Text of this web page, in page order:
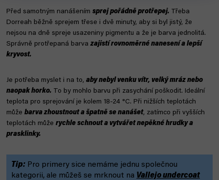
Před samotným nanášením sprej pořádně protřepej. Třeba
Dorreah běžně sprejem třese i dvě minuty, aby si byl jistý, že
nejsou na dně spreje usazeniny pigmentu a že je barva jednolitá.
Správně protřepaná barvazajistí rovnoměrné nanesení a lepší
kryvost.
Je potřeba myslet i na to, aby nebyl venku vítr, velký mráz nebo
naopak horko. To by mohlo barvu při zasychání poškodit. Ideální
teplota pro sprejování je kolem 18-24 °C. Při nižších teplotách
může barva zhoustnout a špatně se nanášet, zatímco při vyšších
teplotách může rychle schnout a vytvářet nepěkné hrudky a
prasklinky.
Tip: Pro primery sice nemáme jednu společnou
kategorii, ale můžeš se mrknout na Vallejo undercoat